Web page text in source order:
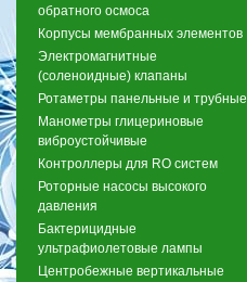
обратного осмоса
Корпусы мембранных элементов
Электромагнитные
(соленоидные) клапаны
Ротаметры панельные и трубные
Манометры глицериновые
виброустойчивые
Контроллеры для RO систем
Роторные насосы высокого
давления
Бактерицидные
ультрафиолетовые лампы
Центробежные вертикальные